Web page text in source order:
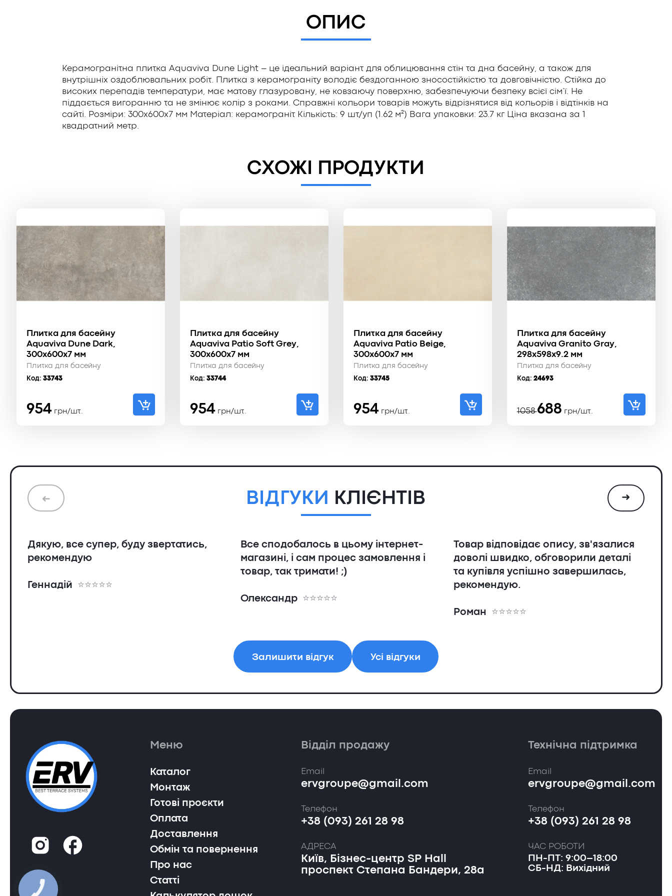
ОПИС
Керамогранітна плитка Aquaviva Dune Light – це ідеальний варіант для облицювання стін та дна басейну, а також для
внутрішніх оздоблювальних робіт. Плитка з керамограніту володіє бездоганною зносостійкістю та довговічністю. Стійка до
високих перепадів температури, має матову глазуровану, не ковзаючу поверхню, забезпечуючи безпеку всієї сім’ї. Не
піддається вигоранню та не змінює колір з роками. Справжні кольори товарів можуть відрізнятися від кольорів і відтінків на
сайті. Розміри: 300x600x7 мм Матеріал: керамограніт Кількість: 9 шт/уп (1.62 м²) Вага упаковки: 23.7 кг Ціна вказана за 1
квадратний метр.
СХОЖІ ПРОДУКТИ
Плитка для басейну
Aquaviva Dune Dark,
300x600x7 мм
Плитка для басейну
Код:33743
954 грн/шт.
Плитка для басейну
Aquaviva Patio Soft Grey,
300x600x7 мм
Плитка для басейну
Код:33744
954 грн/шт.
Плитка для басейну
Aquaviva Patio Beige,
300x600x7 мм
Плитка для басейну
Код: 33745
954 грн/шт.
Плитка для басейну
Aquaviva Granito Gray,
298x598x9.2 мм
Плитка для басейну
Код: 24693
1058
Оригінальна
688
Поточнагрн/шт.
ВІДГУКИ КЛІЄНТІВ
Дякую, все супер, буду звертатись,
рекомендую
Геннадій
Все сподобалось в цьому інтернет-
магазині, і сам процес замовлення і
товар, так тримати! ;)
Олександр
Товар відповідає опису, зв'язалися
доволі швидко, обговорили деталі
та купівля успішно завершилась,
рекомендую.
Роман
➜ ➜
Залишити відгук Усі відгуки
Меню
Каталог
Монтаж
Готові проєкти
Оплата
Доставлення
Обмін та повернення
Про нас
Статті
Відділ продажу
Email
ervgroupe@gmail.com
Телефон
+38 (093) 261 28 98
АДРЕСА
Київ, Бізнес-центр SP Hall
проспект Степана Бандери, 28а
Технічна підтримка
Email
ervgroupe@gmail.com
Телефон
+38 (093) 261 28 98
ЧАС РОБОТИ
ПН-ПТ: 9:00–18:00
СБ-НД: Вихідний